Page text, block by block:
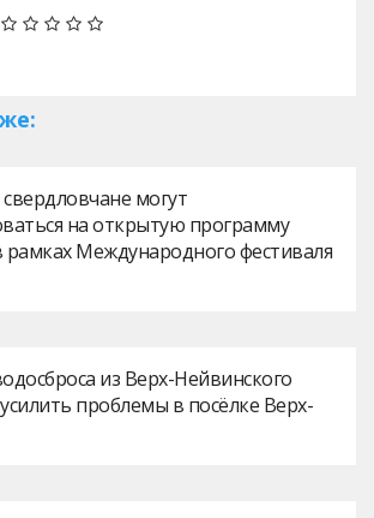
свердловчане могут
на открытую программу
рамках Международного фестиваля
из Верх-Нейвинского
проблемы в посёлке Верх-